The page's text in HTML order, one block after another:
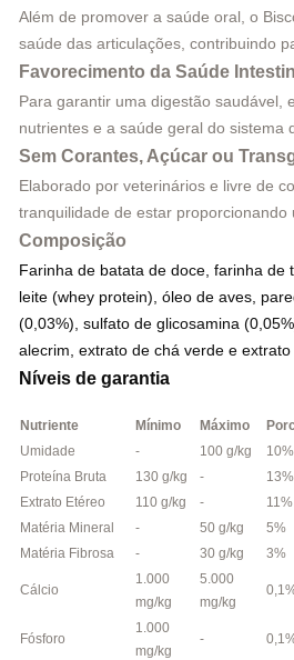
Além de promover a saúde oral, o
saúde das articulações, contribuindo
Favorecimento da Saúde
Para garantir uma digestão saudável,
nutrientes e a saúde geral do sistema
Sem Corantes, Açúcar ou
Elaborado por veterinários e livre de
tranquilidade de estar proporcionando
Composição
Farinha de batata de doce, farinha
leite (whey protein), óleo de aves,
(0,03%), sulfato de glicosamina
alecrim, extrato de chá verde e extrato
Níveis de garantia
Nutriente Mínimo Máximo
Umidade
- 100 g/kg 10%
Proteína Bruta
130 g/kg - 13%
Extrato Etéreo
110 g/kg - 11%
Matéria Mineral
- 50 g/kg 5%
Matéria Fibrosa
- 30 g/kg 3%
Cálcio
1.000
mg/kg
5.000
mg/kg
Fósforo
1.000
mg/kg
-